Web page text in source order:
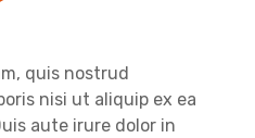
quis nostrud
nisi ut aliquip ex ea
aute irure dolor in